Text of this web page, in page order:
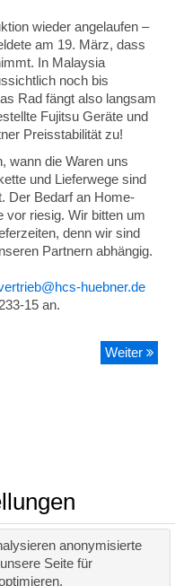
wieder angelaufen –
am 19. März, dass
In Malaysia
noch bis
Rad fängt also langsam
Fujitsu Geräte und
Preisstabilität zu!
wann die Waren uns
und Lieferwege sind
Der Bedarf an Home-
vor riesig. Wir bitten um
denn wir sind
Partnern abhängig.
huebner.de
15 an.
Weiter
anonymisierte
Seite für